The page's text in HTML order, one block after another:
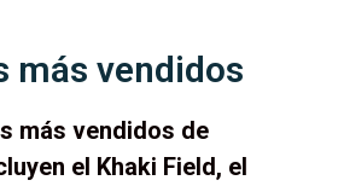
más vendidos
más vendidos de
el Khaki Field, el